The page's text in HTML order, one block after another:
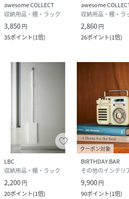
awesome COLLECT
収納用品・棚・ラック
3,850円
35ポイント(1倍)
awesome
収納用品・棚・ラ
2,860円
26ポイント(1倍)
LBC
収納用品・棚・ラック
2,200円
20ポイント(1倍)
クーポン対象
BIRTHDAY BAR
9,900円
90ポイント(1倍)